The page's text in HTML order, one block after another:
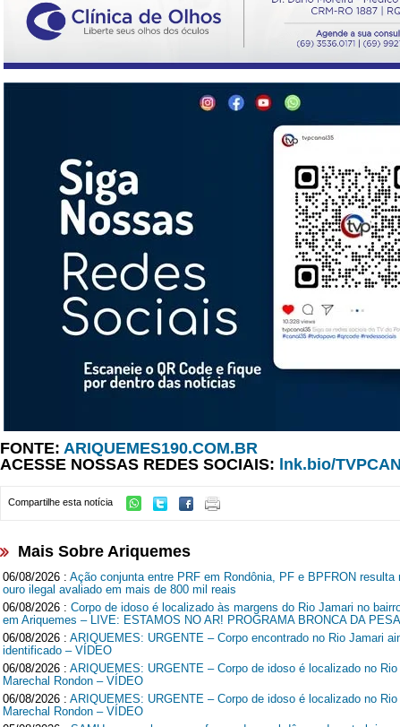
FONTE: ARIQUEMES190.COM.BR
ACESSE NOSSAS REDES SOCIAIS: lnk.bio/
Compartilhe esta notícia
Mais Sobre Ariquemes
06/08/2026 : Ação conjunta entre PRF em Rondônia, PF e BPFRON resulta
ouro ilegal avaliado em mais de 800 mil reais
06/08/2026 : Corpo de idoso é localizado às margens do Rio Jamari no
em Ariquemes – LIVE: ESTAMOS NO AR! PROGRAMA BRONCA DA
06/08/2026 : ARIQUEMES: URGENTE – Corpo encontrado no Rio Jamari
identificado – VÍDEO
06/08/2026 : ARIQUEMES: URGENTE – Corpo de idoso é localizado no
Marechal Rondon – VÍDEO
06/08/2026 : ARIQUEMES: URGENTE – Corpo de idoso é localizado no
Marechal Rondon – VÍDEO